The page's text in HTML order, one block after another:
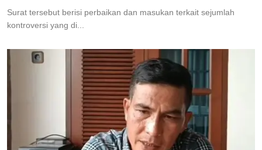
Surat tersebut berisi perbaikan dan masukan terkait sejumlah
kontroversi yang di...